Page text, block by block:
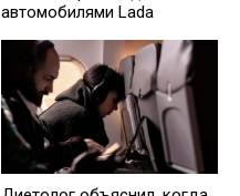
автомобилями Lada